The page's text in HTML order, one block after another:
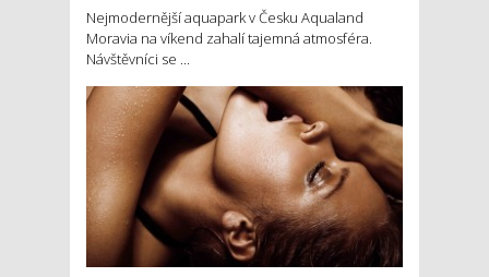
Nejmodernější aquapark v Česku Aqualand
Moravia na víkend zahalí tajemná atmosféra.
Návštěvníci se ...